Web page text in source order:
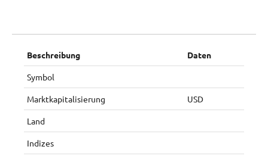
Beschreibung Daten
Symbol
Marktkapitalisierung USD
Land
Indizes